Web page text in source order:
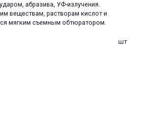
абразива, УФ-излучения.
веществам, растворам кислот и
мягким съемным обтюратором.
шт
раз в 2 недели